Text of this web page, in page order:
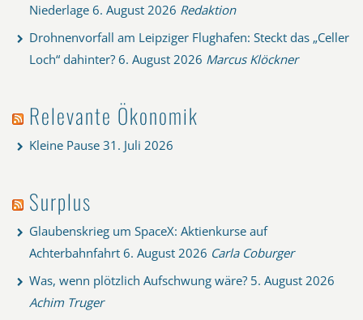
Niederlage 6. August 2026 Redaktion
Drohnenvorfall am Leipziger Flughafen: Steckt das „Celler
Loch“ dahinter? 6. August 2026 Marcus Klöckner
Relevante Ökonomik
Kleine Pause 31. Juli 2026
Surplus
Glaubenskrieg um SpaceX: Aktienkurse auf
Achterbahnfahrt 6. August 2026 Carla Coburger
Was, wenn plötzlich Aufschwung wäre? 5. August 2026
Achim Truger